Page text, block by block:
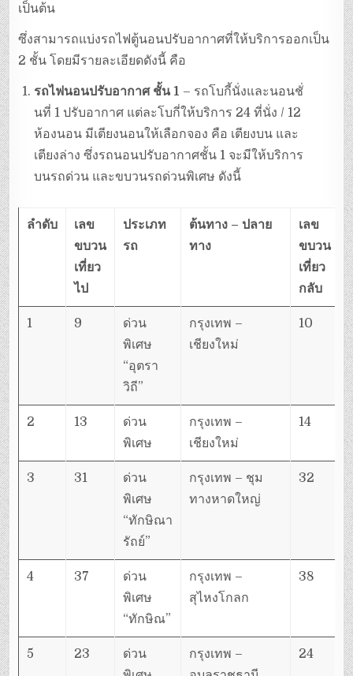
เป็นต้น
ซึ่งสามารถแบ่งรถไฟตู้นอนปรับอากาศที่ให้บริการออกเป็น
2 ชั้น โดยมีรายละเอียดดังนี้ คือ
รถไฟนอนปรับอากาศ ชั้น 1 – รถโบกี้นั่งและนอนชั่
นที่ 1 ปรับอากาศ แต่ละโบกี่ให้บริการ 24 ที่นั่ง / 12
ห้องนอน มีเตียงนอนให้เลือกจอง คือ เตียงบน และ
เตียงล่าง ซึ่งรถนอนปรับอากาศชั้น 1 จะมีให้บริการ
บนรถด่วน และขบวนรถด่วนพิเศษ ดังนี้
ลำดับ
เลข
ขบวน
เที่ยว
ไป
ประเภท
รถ
ต้นทาง – ปลาย
ทาง
เลข
ขบวน
เที่ยว
กลับ
1 9
ด่วน
พิเศษ
“อุตรา
วิถี”
กรุงเทพ –
เชียงใหม่
10
2 13
ด่วน
พิเศษ
กรุงเทพ –
เชียงใหม่
14
3 31
ด่วน
พิเศษ
“ทักษิณา
รัถย์”
กรุงเทพ – ชุม
ทางหาดใหญ่
32
4 37
ด่วน
พิเศษ
“ทักษิณ”
กรุงเทพ –
สุไหงโกลก
38
5 23
ด่วน
กรุงเทพ –
24